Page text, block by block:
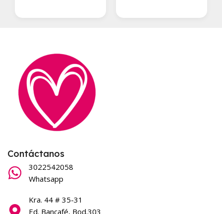
Contáctanos
3022542058
Whatsapp
Kra. 44 # 35-31
Ed. Bancafé, Bod.303